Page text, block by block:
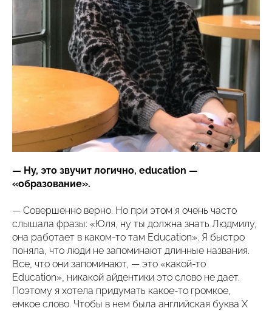
— Ну, это звучит логично, education —
«образование».
— Совершенно верно. Но при этом я очень часто
слышала фразы: «Юля, ну ты должна знать Людмилу,
она работает в каком-то там Education». Я быстро
поняла, что люди не запоминают длинные названия.
Все, что они запоминают, — это «какой-то
Еducation», никакой айдентики это слово не дает.
Поэтому я хотела придумать какое-то громкое,
емкое слово. Чтобы в нем была английская буква Х